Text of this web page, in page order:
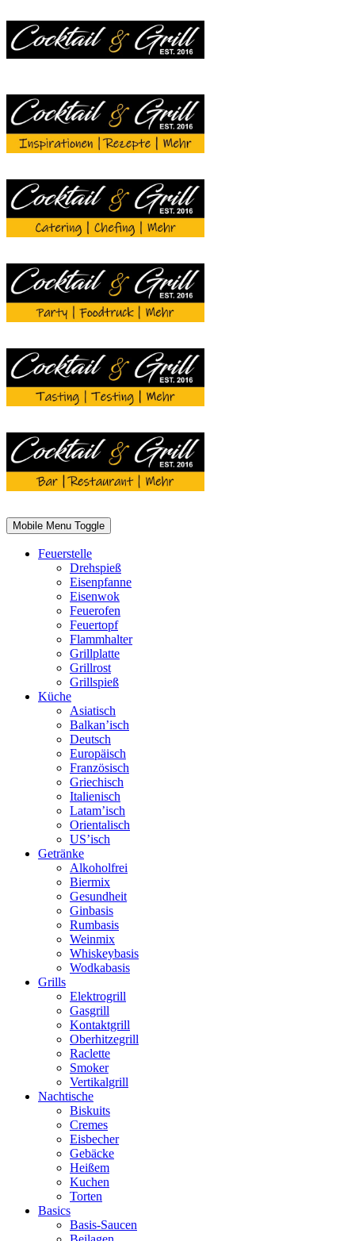
Mobile Menu Toggle
Feuerstelle
Drehspieß
Eisenpfanne
Eisenwok
Feuerofen
Feuertopf
Flammhalter
Grillplatte
Grillrost
Grillspieß
Küche
Asiatisch
Balkan’isch
Deutsch
Europäisch
Französisch
Griechisch
Italienisch
Latam’isch
Orientalisch
US’isch
Getränke
Alkoholfrei
Biermix
Gesundheit
Ginbasis
Rumbasis
Weinmix
Whiskeybasis
Wodkabasis
Grills
Elektrogrill
Gasgrill
Kontaktgrill
Oberhitzegrill
Raclette
Smoker
Vertikalgrill
Nachtische
Biskuits
Cremes
Eisbecher
Gebäcke
Heißem
Kuchen
Torten
Basics
Basis-Saucen